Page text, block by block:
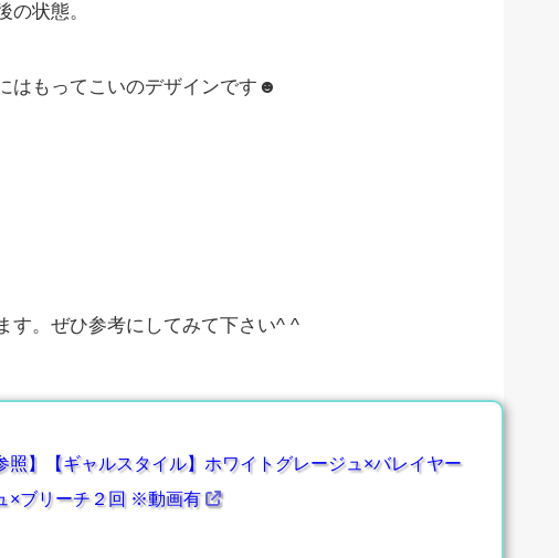
状態。
はもってこいのデザインです☻
す。ぜひ参考にしてみて下さい^ ^
照】【ギャルスタイル】ホワイトグレージュ×バレイヤー
×ブリーチ２回 ※動画有